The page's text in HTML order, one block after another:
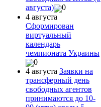
августа)
0
4 августа
Сформирован
виртуальный
календарь
чемпионата Украины
0
4 августа Заявки на
трансферный день
свободных агентов
принимаются до 10-